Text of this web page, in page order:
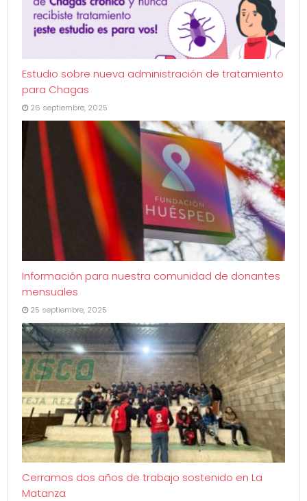
Estudio sobre nueva administración de tratamiento
para Chagas
26 septiembre, 2025
Información para nuestra comunidad de donantes
mensuales
25 septiembre, 2025
Cerramos dos años de trabajo sostenido en La
Matanza